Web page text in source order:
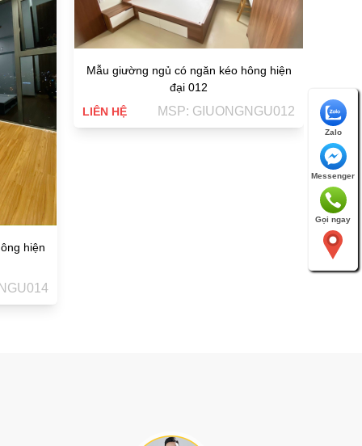
hiện
Mẫu giường ngủ có ngăn kéo hông hiện
đại 012
LIÊN HỆ
MSP: GIUONGNGU012
Zalo
Messenger
Gọi ngay